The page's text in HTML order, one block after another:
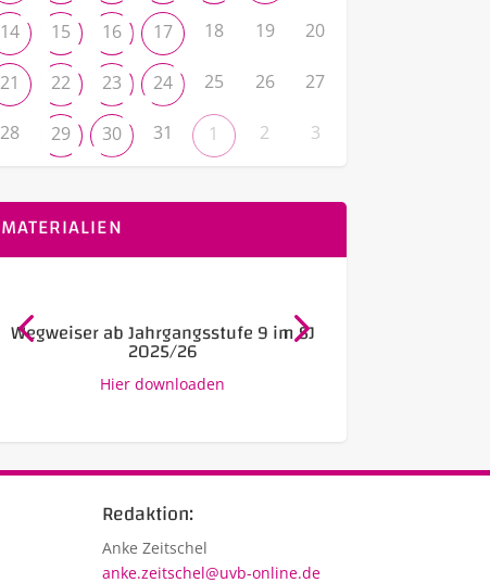
14 15 16 17 18 19 20
21 22 23 24 25 26 27
28 29 30 31 1 2 3
MATERIALIEN
Wegweiser ab Jahrgangsstufe 9 im SJ
2025/26
Hier downloaden
Redaktion:
Anke Zeitschel
anke.zeitschel@uvb-online.de